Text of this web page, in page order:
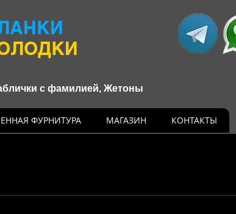
с фамилией, Жетоны
ФУРНИТУРА МАГАЗИН КОНТАКТЫ